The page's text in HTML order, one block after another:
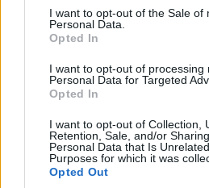
consent section.
I want to opt-out of the Sale of
Personal Data.
Opted In
I want to opt-out of processing
Personal Data for Targeted
Opted In
I want to opt-out of Collection,
Retention, Sale, and/or
Personal Data that Is
Purposes for which it was
Opted Out
ΕΠΙΣΗΜΑΣΜΕΝΟ ΜΕ:
Καψής για το
“Μία ανυπόστατη
της δημοσιότητας”